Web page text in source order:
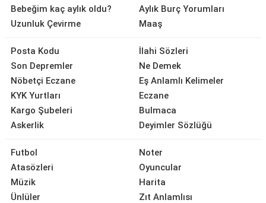
Bebeğim kaç aylık oldu?
Uzunluk Çevirme
Aylık Burç Yorumları
Maaş
Posta Kodu
Son Depremler
Nöbetçi Eczane
KYK Yurtları
Kargo Şubeleri
Askerlik
İlahi Sözleri
Ne Demek
Eş Anlamlı Kelimeler
Eczane
Bulmaca
Deyimler Sözlüğü
Futbol
Atasözleri
Müzik
Ünlüler
Noter
Oyuncular
Harita
Zıt Anlamlısı